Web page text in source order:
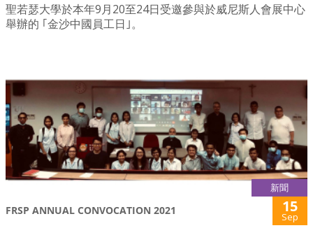
聖若瑟大學於本年9月20至24日受邀參與於威尼斯人會展中心
舉辦的 ｢金沙中國員工日｣。
新聞
FRSP ANNUAL CONVOCATION 2021 15
Sep